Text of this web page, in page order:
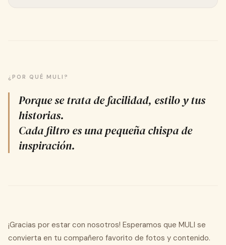
¿POR QUÉ MULI?
Porque se trata de facilidad, estilo y tus
historias.
Cada filtro es una pequeña chispa de
inspiración.
¡Gracias por estar con nosotros! Esperamos que MULI se
convierta en tu compañero favorito de fotos y contenido.